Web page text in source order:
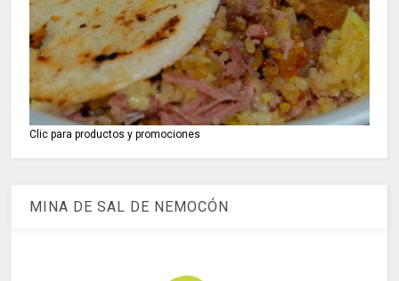
Clic para productos y promociones
MINA DE SAL DE NEMOCÓN